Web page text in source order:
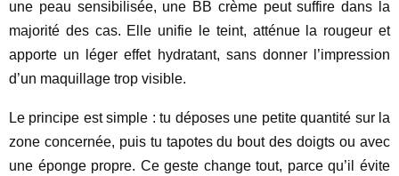
une peau sensibilisée, une BB crème peut suffire dans la
majorité des cas. Elle unifie le teint, atténue la rougeur et
apporte un léger effet hydratant, sans donner l’impression
d’un maquillage trop visible.
Le principe est simple : tu déposes une petite quantité sur la
zone concernée, puis tu tapotes du bout des doigts ou avec
une éponge propre. Ce geste change tout, parce qu’il évite